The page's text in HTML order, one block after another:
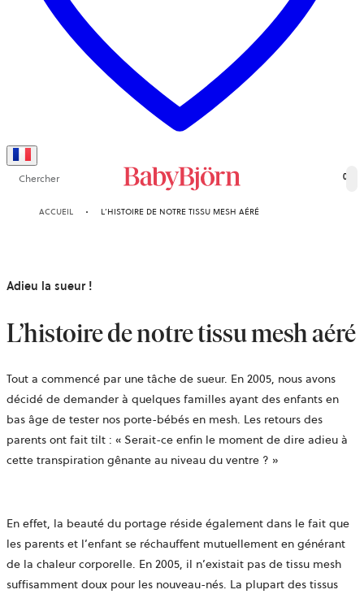
Chercher 0
ACCUEIL L’HISTOIRE DE NOTRE TISSU MESH AÉRÉ
Adieu la sueur !
L’histoire de notre tissu mesh aéré
Tout a commencé par une tâche de sueur. En 2005, nous avons
décidé de demander à quelques familles ayant des enfants en
bas âge de tester nos porte-bébés en mesh. Les retours des
parents ont fait tilt : « Serait-ce enfin le moment de dire adieu à
cette transpiration gênante au niveau du ventre ? »
En effet, la beauté du portage réside également dans le fait que
les parents et l’enfant se réchauffent mutuellement en générant
de la chaleur corporelle. En 2005, il n’existait pas de tissu mesh
suffisamment doux pour les nouveau-nés. La plupart des tissus